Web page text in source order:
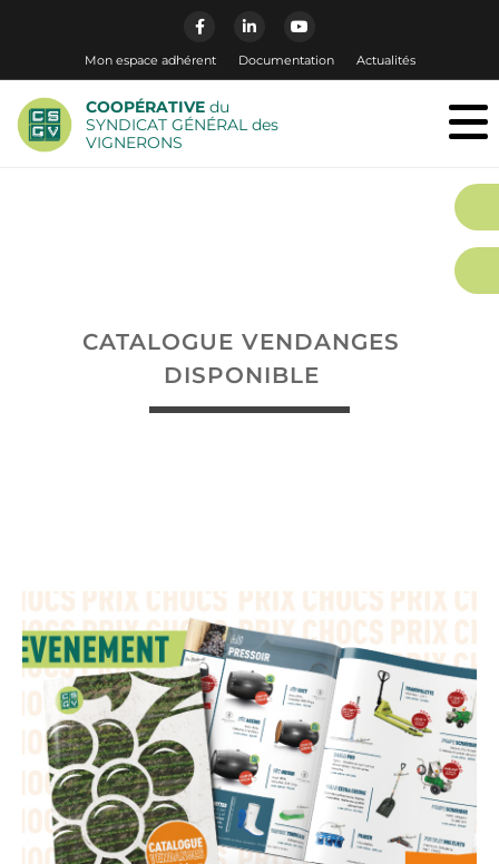
Mon espace adhérent Documentation Actualités
COOPÉRATIVE du
SYNDICAT GÉNÉRAL des
VIGNERONS
CATALOGUE VENDANGES
DISPONIBLE